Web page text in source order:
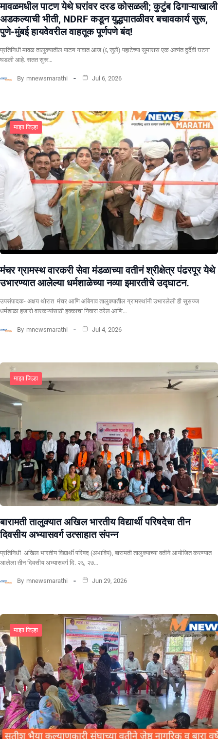
मावळमधील पाटण येथे घरांवर दरड कोसळली; कुटुंब ढिगाऱ्याखाली
अडकल्याची भीती, NDRF कडून युद्धपातळीवर बचावकार्य सुरू,
पुणे-मुंबई हायवेवरील वाहतूक पूर्णपणे बंद!
​प्रतिनिधी मावळ तालुक्यातील पाटण गावात आज (६ जुलै) पहाटेच्या सुमारास एक अत्यंत दुर्दैवी घटना
घडली आहे. सतत सुरू…
By mnewsmarathi Jul 6, 2026
माझा जिल्हा
मंचर ग्रामस्थ वारकरी सेवा मंडळाच्या वतीनं श्रीक्षेत्र पंढरपूर येथे
उभारण्यात आलेल्या धर्मशाळेच्या नव्या इमारतीचे उद्घाटन.
उपसंपादक- अक्षय थोरात मंचर आणि आंबेगाव तालुक्यातील ग्रामस्थांनी उभारलेली ही सुसज्ज
धर्मशाळा हजारो वारकऱ्यांसाठी हक्काचा निवारा ठरेल आणि…
By mnewsmarathi Jul 4, 2026
माझा जिल्हा
बारामती तालुक्यात अखिल भारतीय विद्यार्थी परिषदेचा तीन
दिवसीय अभ्यासवर्ग उत्साहात संपन्न
प्रतिनिधी अखिल भारतीय विद्यार्थी परिषद (अभाविप), बारामती तालुक्याच्या वतीने आयोजित करण्यात
आलेला तीन दिवसीय अभ्यासवर्ग दि. २६, २७…
By mnewsmarathi Jun 29, 2026
माझा जिल्हा